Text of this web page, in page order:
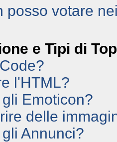
posso votare
e Tipi di
l'HTML?
Emoticon?
delle
Annunci?